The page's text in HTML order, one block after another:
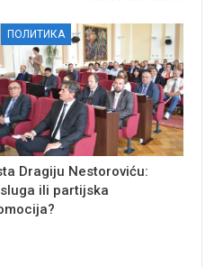
ПОЛИТИКА
Dragiju Nestoroviću:
ili partijska